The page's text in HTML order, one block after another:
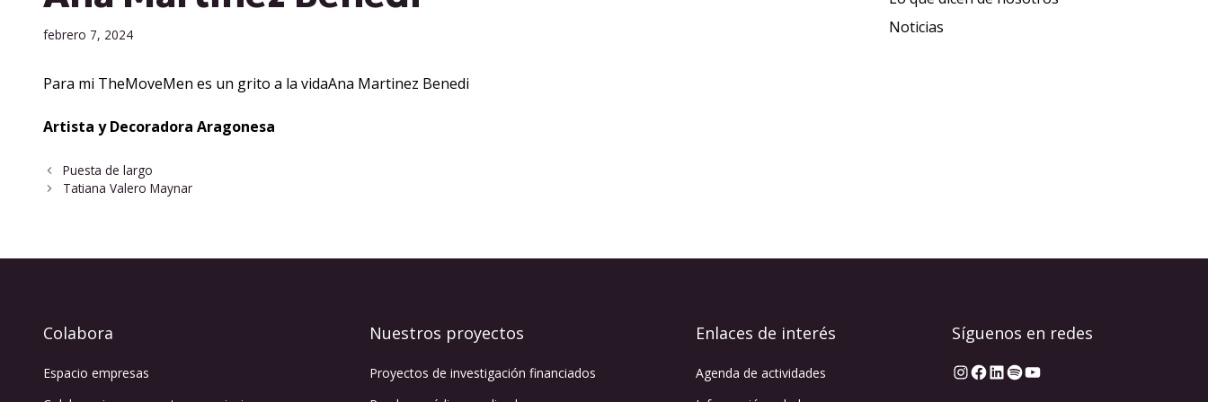
febrero 7, 2024
Para mi TheMoveMen es un grito a la vidaAna Martinez Benedi
Artista y Decoradora Aragonesa
Puesta de largo
Tatiana Valero Maynar
Noticias
Colabora
Espacio empresas
Nuestros proyectos
Proyectos de investigación financiados
Enlaces de interés
Agenda de actividades
Síguenos en redes
Instagram
Facebook
LinkedIn
Spotify
YouTube